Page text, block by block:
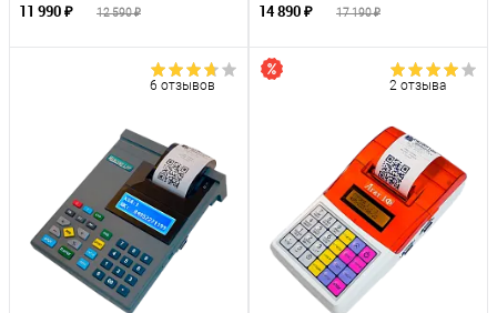
11 990 ₽ 12 590 ₽ 14 890 ₽ 17 190 ₽
6 отзывов 2 отзыва